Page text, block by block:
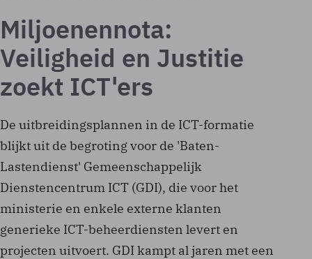
Miljoenennota:
Veiligheid en Justitie
zoekt ICT'ers
De uitbreidingsplannen in de ICT-formatie
blijkt uit de begroting voor de 'Baten-
Lastendienst' Gemeenschappelijk
Dienstencentrum ICT (GDI), die voor het
ministerie en enkele externe klanten
generieke ICT-beheerdiensten levert en
projecten uitvoert. GDI kampt al jaren met een